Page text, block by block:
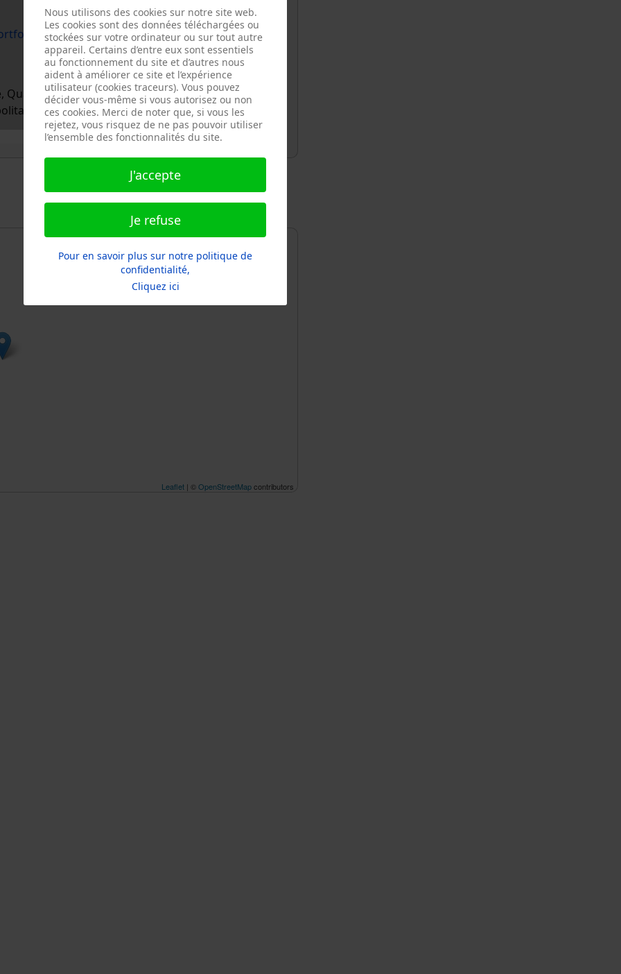
repair-cafe/
Quartier de Grenelle, Paris 15e Arrondissement,
75015, France
Leaflet| ©OpenStreetMapcontributors
Nous utilisons des cookies sur notre site web.
Les cookies sont des données téléchargées ou
stockées sur votre ordinateur ou sur tout autre
appareil. Certains d’entre eux sont essentiels
au fonctionnement du site et d’autres nous
aident à améliorer ce site et l’expérience
utilisateur (cookies traceurs). Vous pouvez
décider vous-même si vous autorisez ou non
ces cookies. Merci de noter que, si vous les
rejetez, vous risquez de ne pas pouvoir utiliser
l’ensemble des fonctionnalités du site.
J'accepte
Je refuse
Pour en savoir plus sur notre politique de
confidentialité,
Cliquez ici